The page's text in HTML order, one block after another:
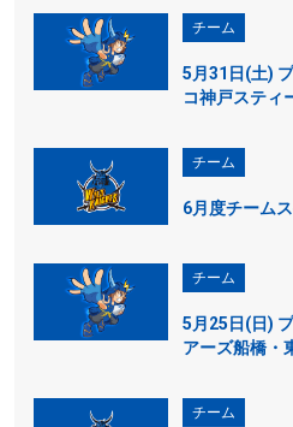
チーム
5月31日(土)
コ神戸スティ
チーム
6月度チーム
チーム
5月25日(日)
アーズ船橋・
チーム